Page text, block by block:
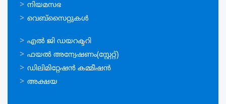
നിയമസഭ
വെബ്സൈറ്റുകള്‍
ഉപയോഗപ്രദമായ
കണ്ണികള്‍
എല്‍ ജി ഡയറക്ടറി
ഫയല്‍ അന്വേഷണം(സ്റ്റേറ്റ്)
ഡിലിമിറ്റേഷന്‍ കമ്മീഷന്‍
അക്ഷയ